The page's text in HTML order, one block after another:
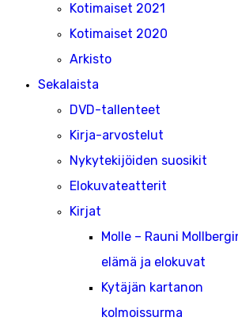
Kotimaiset 2021
Kotimaiset 2020
Arkisto
Sekalaista
DVD-tallenteet
Kirja-arvostelut
Nykytekijöiden suosikit
Elokuvateatterit
Kirjat
Molle – Rauni
elämä ja elokuvat
Kytäjän kartanon
kolmoissurma